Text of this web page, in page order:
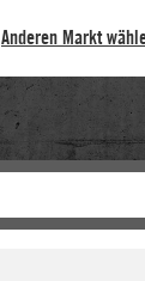
Anderen Markt